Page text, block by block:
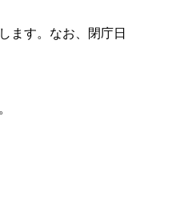
ます。なお、閉庁日